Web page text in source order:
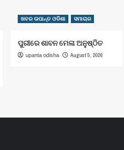
ଖବର ଉପାନ୍ତ ଓଡିଶା ସମାଚାର
ପୁରୀରେ ଶାବନ ମେଳା ଅନୁଷ୍ଠିତ
upanta odisha August 5, 2026